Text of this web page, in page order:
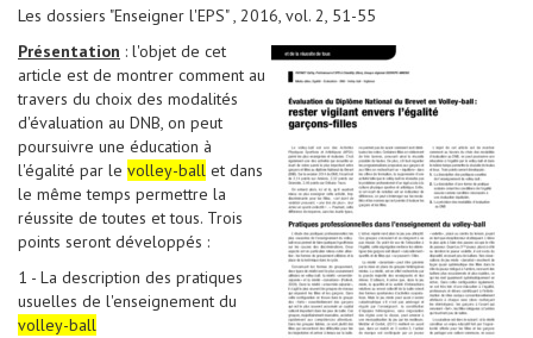
Les dossiers "Enseigner l'EPS" , 2016, vol. 2, 51-55
Présentation : l'objet de cet
article est de montrer comment au
travers du choix des modalités
d'évaluation au DNB, on peut
poursuivre une éducation à
l'égalité par le volley-ball et dans
le même temps permettre la
réussite de toutes et tous. Trois
points seront développés :
1 - La description des pratiques
usuelles de l'enseignement du
volley-ball